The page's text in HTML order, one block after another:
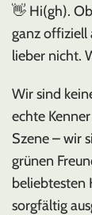
👋 Hi(gh).
ganz offiziell
lieber nicht.
Wir sind
echte
Szene – wir
grünen
beliebtesten
sorgfältig